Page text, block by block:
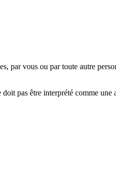
par vous ou par toute autre
pas être interprété comme